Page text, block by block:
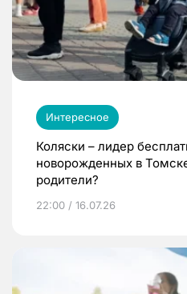
Интересное
Коляски – лидер
новорожденных в
родители?
22:00 / 16.07.26